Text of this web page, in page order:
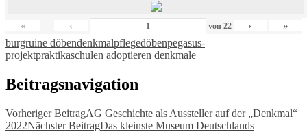
« ‹ von 22 › »
burgruine döbendenkmalpflegedöbenpegasus-
projektpraktikaschulen adoptieren denkmale
Beitragsnavigation
Vorheriger BeitragAG Geschichte als Aussteller auf der „Denkmal“
2022Nächster BeitragDas kleinste Museum Deutschlands